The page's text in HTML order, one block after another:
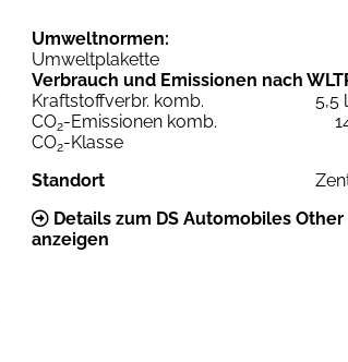
Umweltnormen:
Umweltplakette
Verbrauch und Emissionen nach
Kraftstoffverbr. komb.
5,5
CO2-Emissionen komb.
CO2-Klasse
Standort
Details zum DS Automobiles Other
anzeigen